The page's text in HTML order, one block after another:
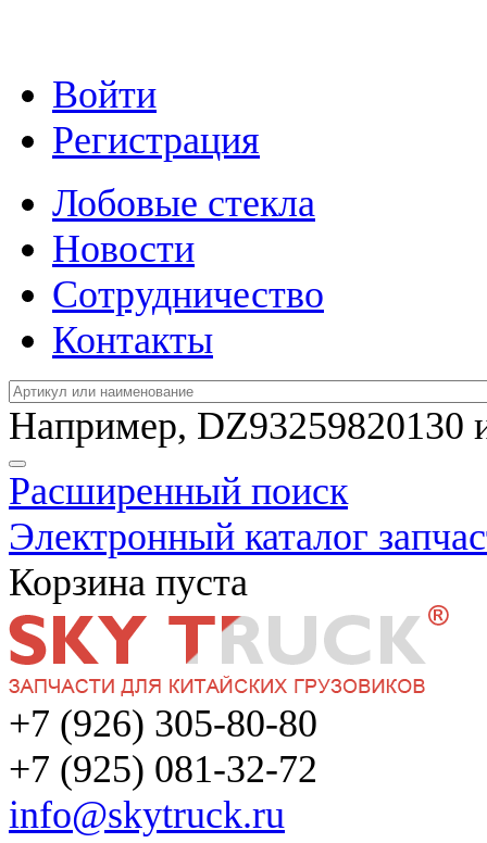
Войти
Регистрация
Лобовые стекла
Новости
Сотрудничество
Контакты
Например, DZ93259820130
Расширенный поиск
Электронный каталог
Корзина пуста
+7 (926) 305-80-80
+7 (925) 081-32-72
info@skytruck.ru